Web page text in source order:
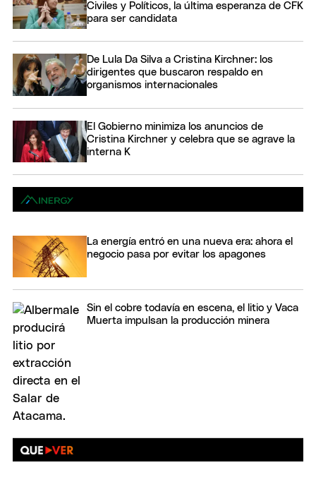
Civiles y Políticos, la última esperanza de CFK
para ser candidata
De Lula Da Silva a Cristina Kirchner: los
dirigentes que buscaron respaldo en
organismos internacionales
El Gobierno minimiza los anuncios de
Cristina Kirchner y celebra que se agrave la
interna K
La energía entró en una nueva era: ahora el
negocio pasa por evitar los apagones
Sin el cobre todavía en escena, el litio y Vaca
Muerta impulsan la producción minera